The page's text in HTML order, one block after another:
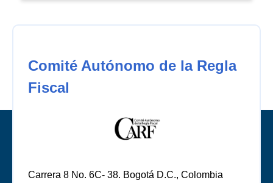
Comité Autónomo de la Regla
Fiscal
Carrera 8 No. 6C- 38. Bogotá D.C., Colombia